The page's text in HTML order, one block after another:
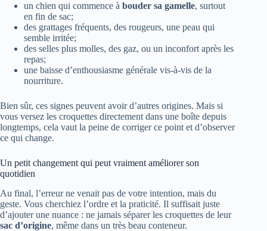
un chien qui commence à bouder sa gamelle, surtout
en fin de sac;
des grattages fréquents, des rougeurs, une peau qui
semble irritée;
des selles plus molles, des gaz, ou un inconfort après les
repas;
une baisse d’enthousiasme générale vis-à-vis de la
nourriture.
Bien sûr, ces signes peuvent avoir d’autres origines. Mais si
vous versez les croquettes directement dans une boîte depuis
longtemps, cela vaut la peine de corriger ce point et d’observer
ce qui change.
Un petit changement qui peut vraiment améliorer son
quotidien
Au final, l’erreur ne venait pas de votre intention, mais du
geste. Vous cherchiez l’ordre et la praticité. Il suffisait juste
d’ajouter une nuance : ne jamais séparer les croquettes de leur
sac d’origine, même dans un très beau conteneur.